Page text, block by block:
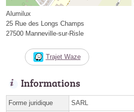
Alumilux
25 Rue des Longs Champs
27500 Manneville-sur-Risle
Trajet Waze
Informations
Forme juridique SARL